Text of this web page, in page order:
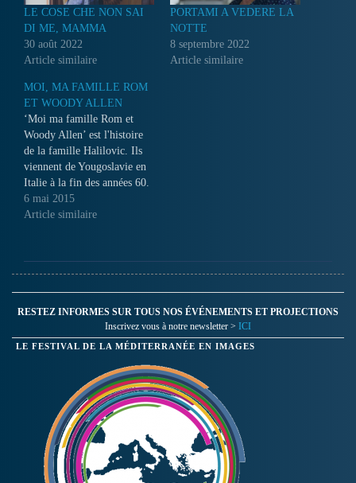
LE COSE CHE NON SAI
DI ME, MAMMA
30 août 2022
Article similaire
PORTAMI A VEDERE LA
NOTTE
8 septembre 2022
Article similaire
MOI, MA FAMILLE ROM
ET WOODY ALLEN
‘Moi ma famille Rom et
Woody Allen’ est l'histoire
de la famille Halilovic. Ils
viennent de Yougoslavie en
Italie à la fin des années 60.
Ils ont vécu dans des
roulottes pendant vingt ans.
et sur les difficultés…
6 mai 2015
Article similaire
RESTEZ INFORMES SUR TOUS NOS ÉVÉNEMENTS ET PROJECTIONS
Inscrivez vous à notre newsletter > ICI
LE FESTIVAL DE LA MÉDITERRANÉE EN IMAGES